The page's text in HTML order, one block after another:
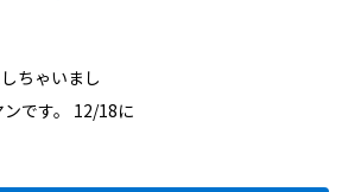
ちゃいまし
です。 12/18に